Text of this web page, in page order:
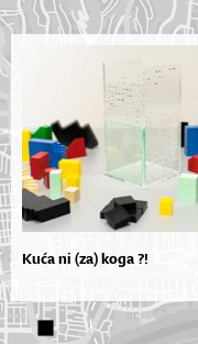
Kuća ni (za) koga ?!